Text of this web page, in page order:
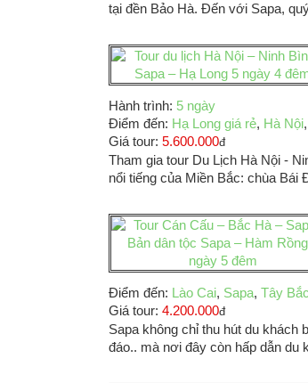
tại đền Bảo Hà. Đến với Sapa,
Hành trình: 5 ngày
Điểm đến: Hạ Long giá rẻ, Hà Nội,
Giá tour: 5.600.000đ
Tham gia tour Du Lịch Hà Nội -
nổi tiếng của Miền Bắc: chùa
Điểm đến: Lào Cai, Sapa, Tây Bắc
Giá tour: 4.200.000đ
Sapa không chỉ thu hút du khách
đáo.. mà nơi đây còn hấp dẫn du